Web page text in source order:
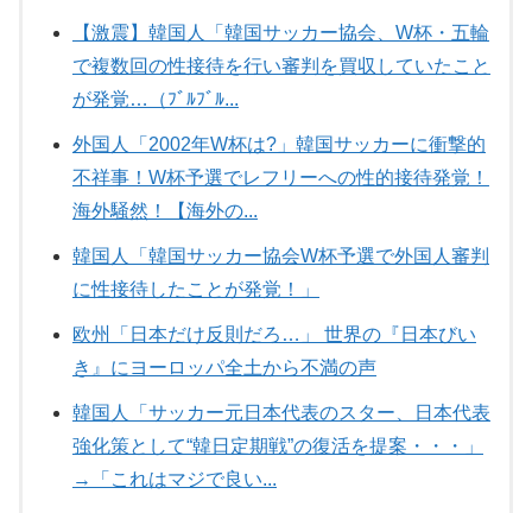
【激震】韓国人「韓国サッカー協会、W杯・五輪
で複数回の性接待を行い審判を買収していたこと
が発覚…（ﾌﾞﾙﾌﾞﾙ...
外国人「2002年W杯は?」韓国サッカーに衝撃的
不祥事！W杯予選でレフリーへの性的接待発覚！
海外騒然！【海外の...
韓国人「韓国サッカー協会W杯予選で外国人審判
に性接待したことが発覚！」
欧州「日本だけ反則だろ…」 世界の『日本びい
き』にヨーロッパ全土から不満の声
韓国人「サッカー元日本代表のスター、日本代表
強化策として“韓日定期戦”の復活を提案・・・」
→「これはマジで良い...